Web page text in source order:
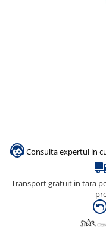
Detergenti toaleta,
Room Care
Dezinfectanti
Dezinfectanti maini
Dezinfectanti medicali
Dezinfectanti suprafete
Consulta expertul in
Transport gratuit in tara